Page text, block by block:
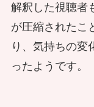
解釈した視聴者
が圧縮されたこ
り、気持ちの変
ったようです。